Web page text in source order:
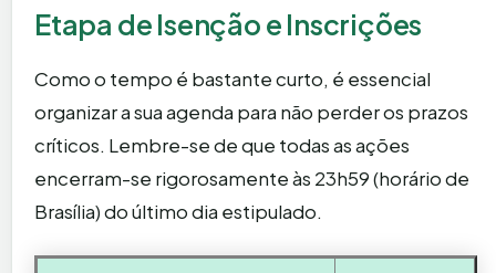
Etapa de Isenção e Inscrições
Como o tempo é bastante curto, é essencial
organizar a sua agenda para não perder os prazos
críticos. Lembre-se de que todas as ações
encerram-se rigorosamente às 23h59 (horário de
Brasília) do último dia estipulado.